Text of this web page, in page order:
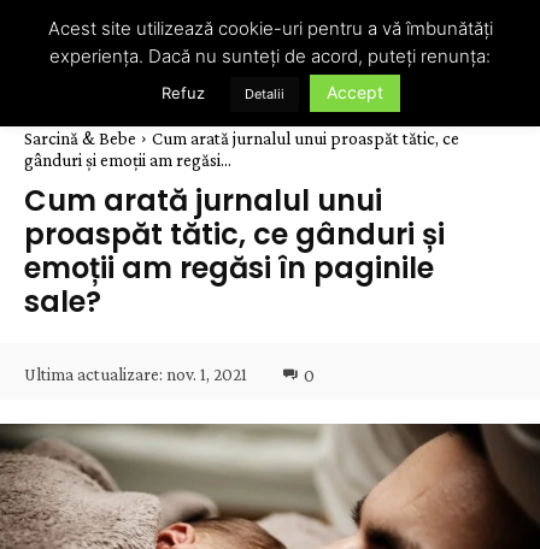
Sarcină & Bebe
Cum arată jurnalul unui proaspăt tătic, ce
gânduri și emoții am regăsi...
Cum arată jurnalul unui
proaspăt tătic, ce gânduri și
emoții am regăsi în paginile
sale?
Ultima actualizare: nov. 1, 2021 0
Acest site utilizează cookie-uri pentru a vă îmbunătăți
experiența. Dacă nu sunteți de acord, puteți renunța:
Refuz Detalii Accept